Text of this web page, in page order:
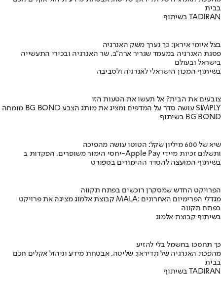
בבית
בשיתוף TADIRAN
בצל איומי איראן: כך נערך משק האנרגיה
פסגת האנרגיה במעמד שגריר ארה"ב, שר האנרגיה ובכירי התעשייה
בישראל ובעולם
בשיתוף המכון הישראלי לאנרגיה ולסביבה
צובעים את הבית? אל תעשו את הטעות הזו
מומחה BG BOND עושה סדר על המדפים ומציג את מותג הצבע SIMPLY
בשיתוף BG BOND
שיא של 600 מיליון שקל: הטוטו עושה מהפיכה
יחסי הימור משופרים, הפקדות ב-Apple Pay ותשלום זכיות מיידי
בשיתוף המועצה להסדר ההימורים בספורט
הפרויקט החדש שמסקרן רוכשים בפתח תקווה
קבוצת אלמוג מציגה את פרויקט MALA: מגדלי הפרימיום האחרונים
בפתח תקווה
בשיתוף קבוצת אלמוג
כך תחסכו בחשמל בלי להזיע
מהפכת האנרגיה של תדיראן: שליטה, אבטחת מידע וניהול אקלים חכם
בבית
בשיתוף TADIRAN